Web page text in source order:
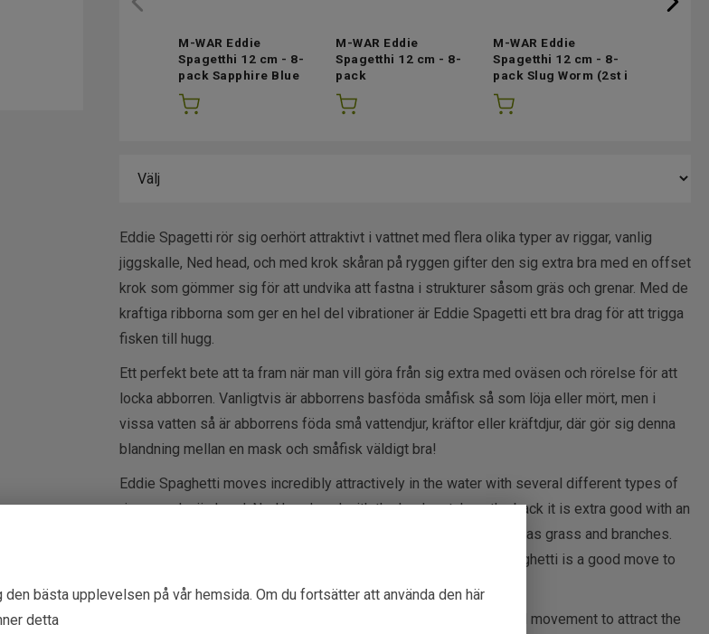
bästa upplevelsen på vår hemsida. Om du fortsätter att använda den här
detta
M-WAR Eddie
Spagetthi 12 cm - 8-
pack Sapphire Blue
(3st i lager)
M-WAR Eddie
Spagetthi 12 cm - 8-
pack
Pumpkin/Chartreuse
(3st i lager)
M-WAR Eddie
Spagetthi 12 cm - 8-
pack Slug Worm (2st i
lager)
Eddie Spagetti rör sig oerhört attraktivt i vattnet med flera olika typer av riggar, vanlig
jiggskalle, Ned head, och med krok skåran på ryggen gifter den sig extra bra med en offset
krok som gömmer sig för att undvika att fastna i strukturer såsom gräs och grenar. Med de
kraftiga ribborna som ger en hel del vibrationer är Eddie Spagetti ett bra drag för att trigga
fisken till hugg.
Ett perfekt bete att ta fram när man vill göra från sig extra med oväsen och rörelse för att
locka abborren. Vanligtvis är abborrens basföda småfisk så som löja eller mört, men i
vissa vatten så är abborrens föda små vattendjur, kräftor eller kräftdjur, där gör sig denna
blandning mellan en mask och småfisk väldigt bra!
Eddie Spaghetti moves incredibly attractively in the water with several different types of
rigs, regular jig head, Ned head, and with the hook notch on the back it is extra good with an
offset hook that hides to avoid getting caught in structures such as grass and branches.
With the strong ribs that provide a lot of vibration, the Eddie Spaghetti is a good move to
trigger the fish to strike.
A perfect bait to take out when you want to make extra noise and movement to attract the